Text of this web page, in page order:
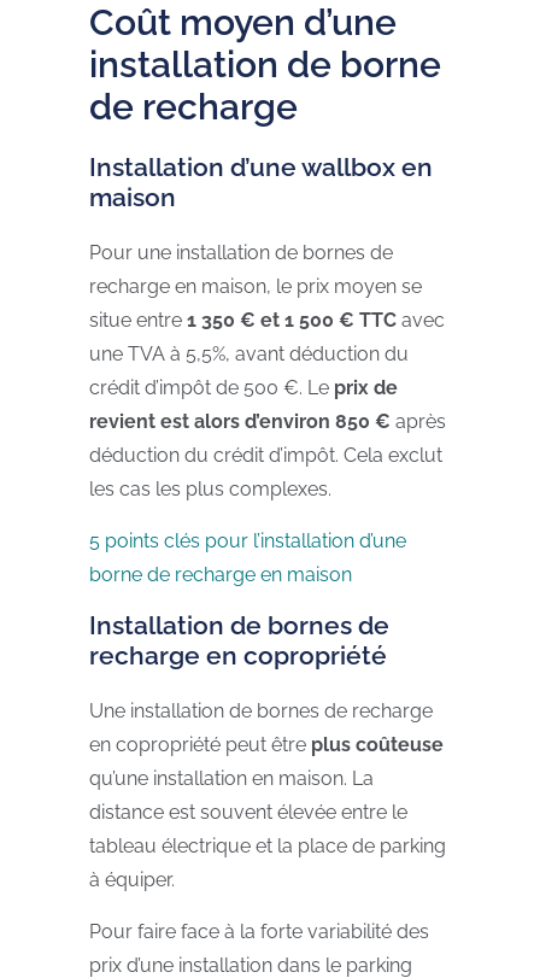
Coût moyen d’une
installation de borne
de recharge
Installation d’une wallbox en
maison
Pour une installation de bornes de
recharge en maison, le prix moyen se
situe entre 1 350 € et 1 500 € TTC avec
une TVA à 5,5%, avant déduction du
crédit d’impôt de 500 €. Le prix de
revient est alors d’environ 850 € après
déduction du crédit d’impôt. Cela exclut
les cas les plus complexes.
5 points clés pour l’installation d’une
borne de recharge en maison
Installation de bornes de
recharge en copropriété
Une installation de bornes de recharge
en copropriété peut être plus coûteuse
qu’une installation en maison. La
distance est souvent élevée entre le
tableau électrique et la place de parking
à équiper.
Pour faire face à la forte variabilité des
prix d’une installation dans le parking